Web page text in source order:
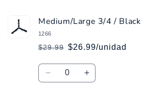
Medium
/
Orange
Medium
Orange
Medium/Large 3/4 / Black
1266
Precio
habitual
$29.99
Precio
de
oferta
$26.99/unidad
Cantidad
Reducir
Aumentar